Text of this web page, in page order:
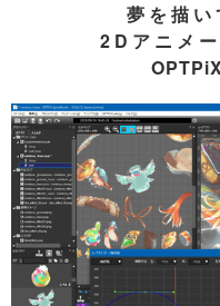
夢を描い
2Dアニメ